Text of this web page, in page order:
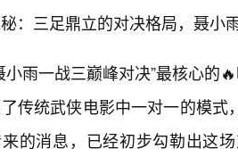
：三足鼎立的对决格局，聂小
小雨一战三巅峰对决”最核心的
传统武侠电影中一对一的模
的消息，已经初步勾勒出这